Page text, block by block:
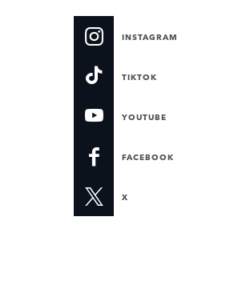
INSTAGRAM
TIKTOK
YOUTUBE
FACEBOOK
X